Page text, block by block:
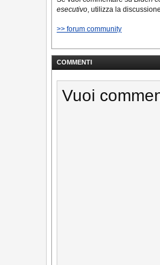
esecutivo, utilizza la
>> forum community
COMMENTI
Vuoi